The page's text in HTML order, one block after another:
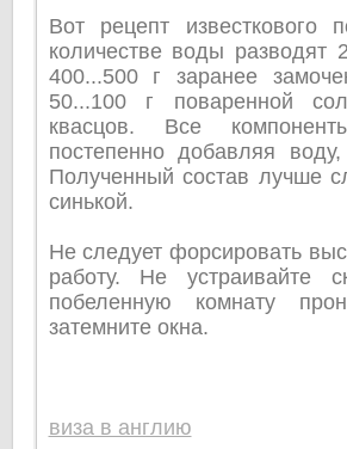
Вот рецепт известкового
количестве воды разводят
400...500 г заранее
50...100 г поваренной
квасцов. Все
постепенно добавляя
Полученный состав лучше
синькой.
Не следует форсировать
работу. Не устраивайте
побеленную комнату
затемните окна.
виза в англию